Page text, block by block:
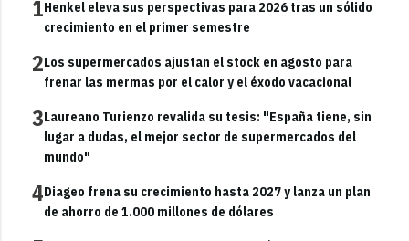
1Henkel eleva sus perspectivas para 2026 tras un sólido
crecimiento en el primer semestre
2Los supermercados ajustan el stock en agosto para
frenar las mermas por el calor y el éxodo vacacional
3Laureano Turienzo revalida su tesis: "España tiene, sin
lugar a dudas, el mejor sector de supermercados del
mundo"
4Diageo frena su crecimiento hasta 2027 y lanza un plan
de ahorro de 1.000 millones de dólares